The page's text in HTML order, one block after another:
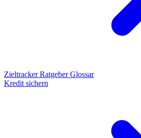
ZieltrackerRatgeberGlossar
Kredit sichern